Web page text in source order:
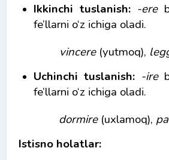
Ikkinchi tuslanish: -ere
fe’llarni o‘z ichiga oladi.
vincere(yutmoq),
Uchinchi tuslanish: -ire
fe’llarni o‘z ichiga oladi.
dormire(uxlamoq),
Istisno holatlar: